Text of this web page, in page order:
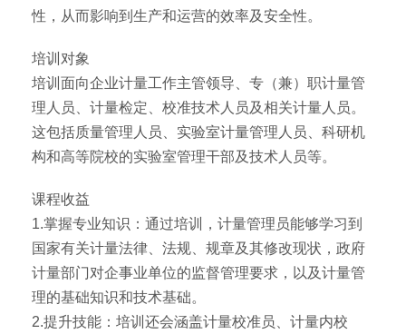
性，从而影响到生产和运营的效率及安全性。
培训对象
培训面向企业计量工作主管领导、专（兼）职计量管
理人员、计量检定、校准技术人员及相关计量人员。
这包括质量管理人员、实验室计量管理人员、科研机
构和高等院校的实验室管理干部及技术人员等。
课程收益
1.掌握专业知识：通过培训，计量管理员能够学习到
国家有关计量法律、法规、规章及其修改现状，政府
计量部门对企事业单位的监督管理要求，以及计量管
理的基础知识和技术基础。
2.提升技能：培训还会涵盖计量校准员、计量内校